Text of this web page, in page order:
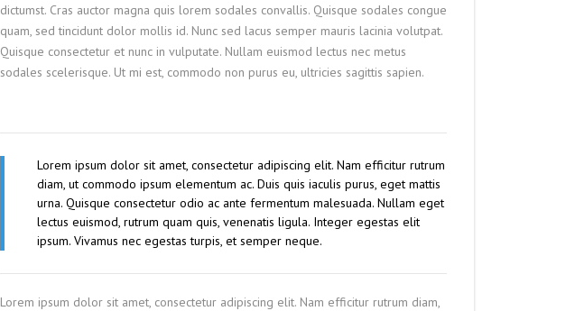
dictumst. Cras auctor magna quis lorem sodales convallis. Quisque sodales congue
quam, sed tincidunt dolor mollis id. Nunc sed lacus semper mauris lacinia volutpat.
Quisque consectetur et nunc in vulputate. Nullam euismod lectus nec metus
sodales scelerisque. Ut mi est, commodo non purus eu, ultricies sagittis sapien.
Lorem ipsum dolor sit amet, consectetur adipiscing elit. Nam efficitur rutrum
diam, ut commodo ipsum elementum ac. Duis quis iaculis purus, eget mattis
urna. Quisque consectetur odio ac ante fermentum malesuada. Nullam eget
lectus euismod, rutrum quam quis, venenatis ligula. Integer egestas elit
ipsum. Vivamus nec egestas turpis, et semper neque.
Lorem ipsum dolor sit amet, consectetur adipiscing elit. Nam efficitur rutrum diam,